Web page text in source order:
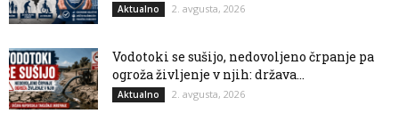
Aktualno 2. avgusta, 2026
Vodotoki se sušijo, nedovoljeno črpanje pa
ogroža življenje v njih: država...
Aktualno 2. avgusta, 2026